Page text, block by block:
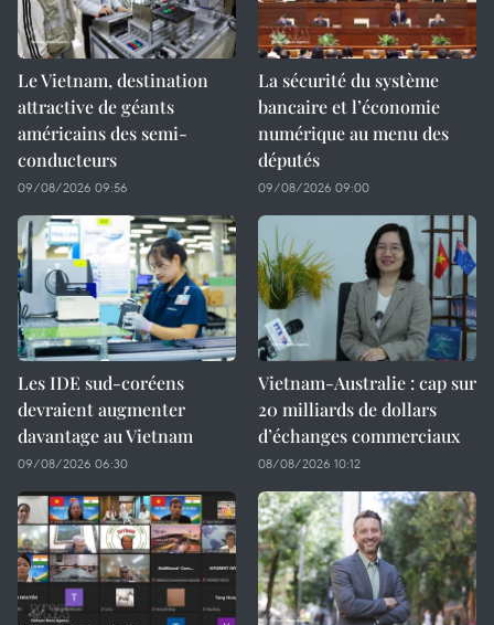
Le Vietnam, destination
attractive de géants
américains des semi-
conducteurs
09/08/2026 09:56
La sécurité du système
bancaire et l’économie
numérique au menu des
députés
09/08/2026 09:00
Les IDE sud-coréens
devraient augmenter
davantage au Vietnam
09/08/2026 06:30
Vietnam-Australie : cap sur
20 milliards de dollars
d’échanges commerciaux
08/08/2026 10:12